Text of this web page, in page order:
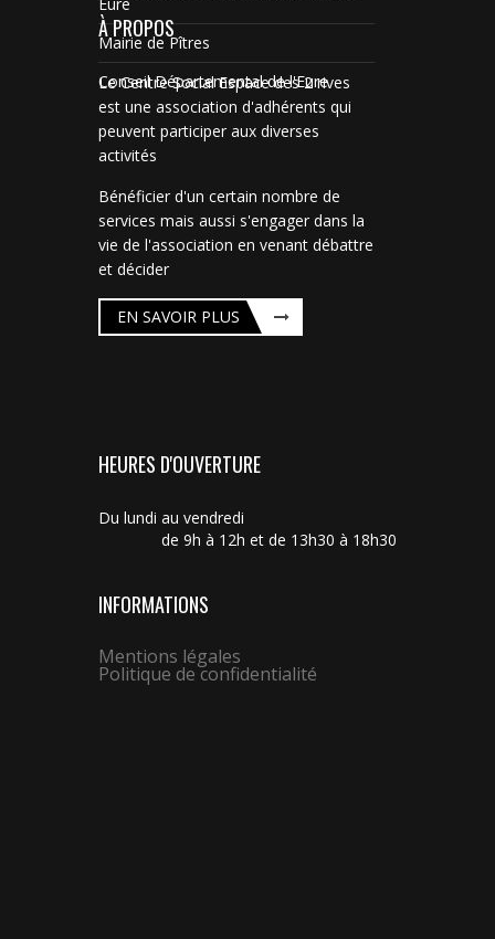
Eure
Mairie de Pîtres
Conseil Départemental de l'Eure
À PROPOS
Le Centre Social Espace des 2 rives
est une association d'adhérents qui
peuvent participer aux diverses
activités
Bénéficier d'un certain nombre de
services mais aussi s'engager dans la
vie de l'association en venant débattre
et décider
EN SAVOIR PLUS
HEURES D'OUVERTURE
Du lundi au vendredi
de 9h à 12h et de 13h30 à 18h30
INFORMATIONS
Mentions légales
Politique de confidentialité